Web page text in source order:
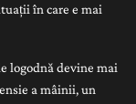
în care e mai
logodnă devine mai
a mâinii, un